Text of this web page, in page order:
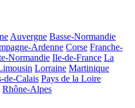
Auvergne Basse-Normandie
Ardenne Corse Franche-
Normandie Ile-de-France La
Lorraine Martinique
de-Calais Pays de la Loire
Rhône-Alpes